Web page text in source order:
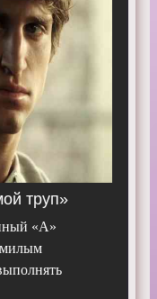
труп»
«А»
милым